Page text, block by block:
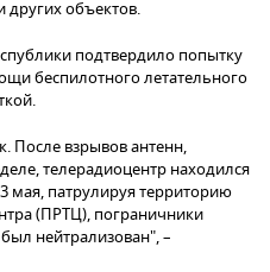
других объектов.
подтвердило попытку
беспилотного летательного
После взрывов антенн,
телерадиоцентр находился
мая, патрулируя территорию
(ПРТЦ), пограничники
нейтрализован", –